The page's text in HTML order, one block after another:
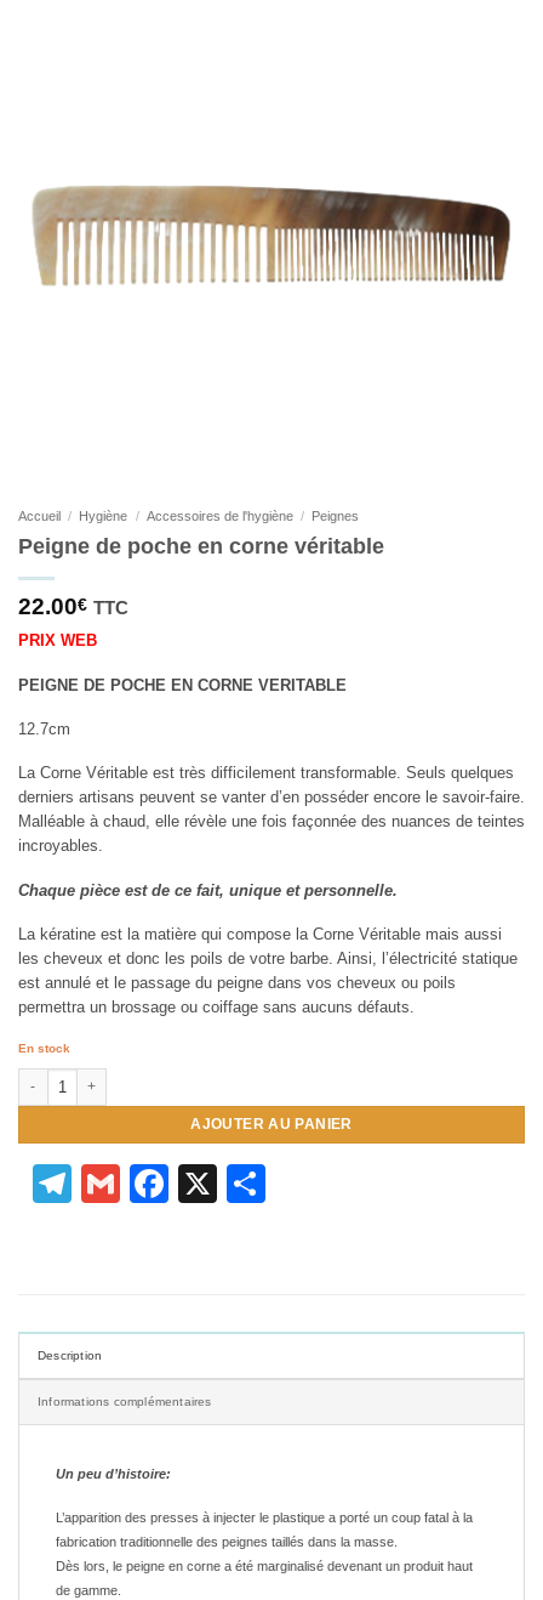
Accueil / Hygiène / Accessoires de l'hygiène / Peignes
Peigne de poche en corne véritable
22.00€ TTC
PRIX WEB
PEIGNE DE POCHE EN CORNE VERITABLE
12.7cm
La Corne Véritable est très difficilement transformable. Seuls quelques
derniers artisans peuvent se vanter d’en posséder encore le savoir-faire.
Malléable à chaud, elle révèle une fois façonnée des nuances de teintes
incroyables.
Chaque pièce est de ce fait, unique et personnelle.
La kératine est la matière qui compose la Corne Véritable mais aussi
les cheveux et donc les poils de votre barbe. Ainsi, l’électricité statique
est annulé et le passage du peigne dans vos cheveux ou poils
permettra un brossage ou coiffage sans aucuns défauts.
En stock
quantité de Peigne de poche en corne véritable
AJOUTER AU PANIER
Telegram
GmailFacebook
X
Description
Informations complémentaires
Un peu d’histoire:
L’apparition des presses à injecter le plastique a porté un coup fatal à la
fabrication traditionnelle des peignes taillés dans la masse.
Dès lors, le peigne en corne a été marginalisé devenant un produit haut
de gamme.